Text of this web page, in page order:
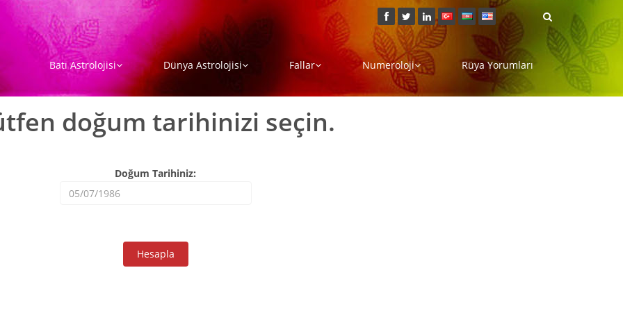
Batı Astrolojisi Dünya Astrolojisi Fallar Numeroloji Rüya Yorumları
doğum tarihinizi seçin.
Doğum Tarihiniz: